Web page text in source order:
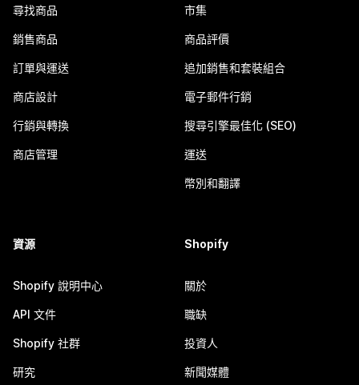
尋找商品
銷售商品
訂單與運送
商店設計
行銷與轉換
商店管理
市集
商品評價
追加銷售和套裝組合
電子郵件行銷
搜尋引擎最佳化 (SEO)
運送
幣別和翻譯
資源
Shopify 說明中心
API 文件
Shopify 社群
研究
Shopify
關於
職缺
投資人
新聞媒體